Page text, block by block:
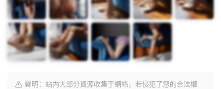
聲明：站内大部分資源收集于網絡，若侵犯了您的合法權